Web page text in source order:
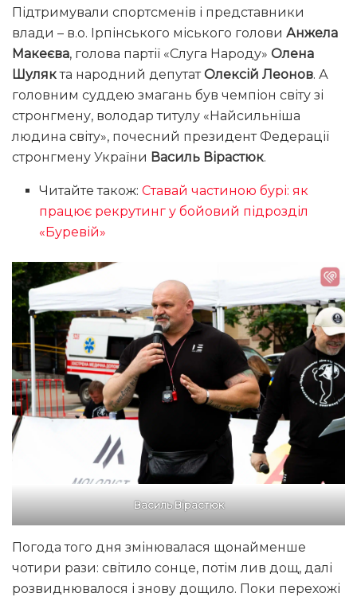
Підтримували спортсменів і представники
влади – в.о. Ірпінського міського голови Анжела
Макеєва, голова партії «Слуга Народу» Олена
Шулякта народний депутатОлексій Леонов. А
головним суддею змагань був чемпіон світу зі
стронгмену, володар титулу «Найсильніша
людина світу», почесний президент Федерації
стронгмену України Василь Вірастюк.
Читайте також:Ставай частиною бурі: як
працює рекрутинг у бойовий підрозділ
«Буревій»
Василь Вірастюк
Погода того дня змінювалася щонайменше
чотири рази: світило сонце, потім лив дощ, далі
розвиднювалося і знову дощило. Поки перехожі